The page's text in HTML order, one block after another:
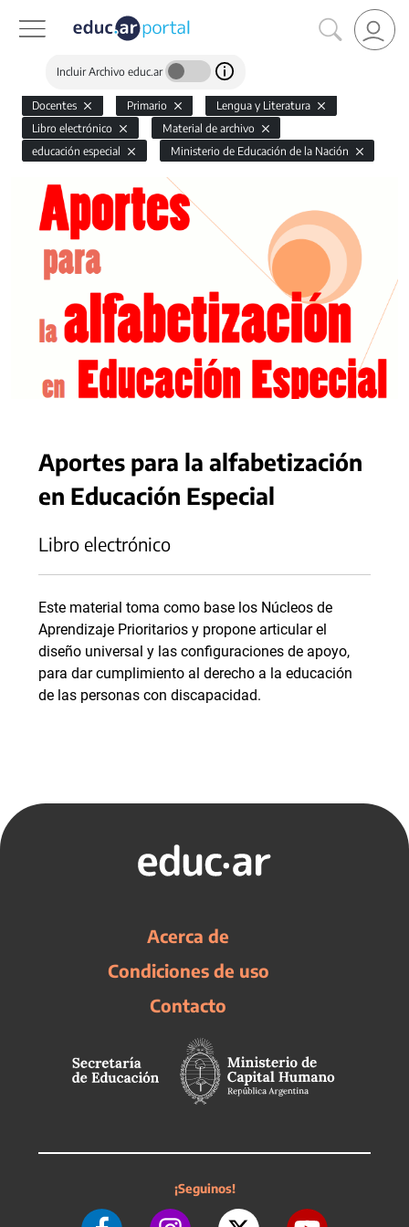
Incluir Archivo educ.ar
Docentes Primario
Lengua y Literatura
Libro electrónico
Material de archivo
educación especial
Ministerio de Educación de la Nación
Aportes para la alfabetización
en Educación Especial
Libro electrónico
Este material toma como base los Núcleos de
Aprendizaje Prioritarios y propone articular el
diseño universal y las configuraciones de apoyo,
para dar cumplimiento al derecho a la educación
de las personas con discapacidad.
Acerca de
Condiciones de uso
Contacto
¡Seguinos!